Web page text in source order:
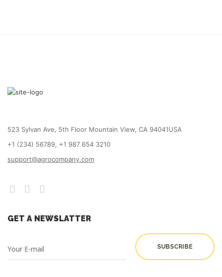
523 Sylvan Ave, 5th Floor Mountain View, CA 94041USA
+1 (234) 56789, +1 987 654 3210
support@agrocompany.com
GET A NEWSLATTER